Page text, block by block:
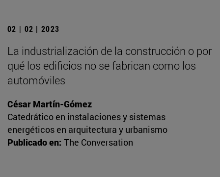
02 | 02 | 2023
La industrialización de la construcción o por
qué los edificios no se fabrican como los
automóviles
César Martín-Gómez
Catedrático en instalaciones y sistemas
energéticos en arquitectura y urbanismo
Publicado en: The Conversation